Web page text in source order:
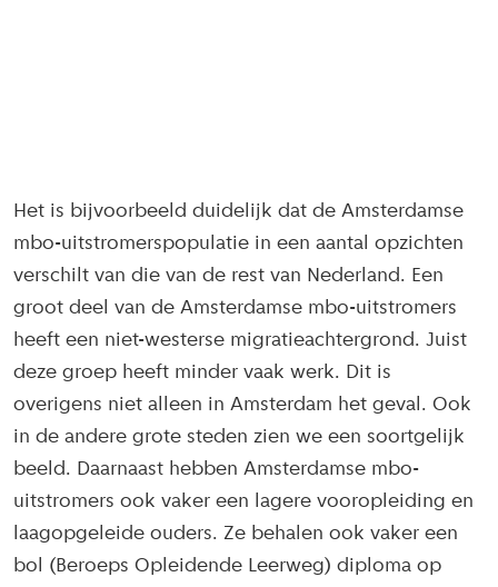
Het is bijvoorbeeld duidelijk dat de Amsterdamse
mbo-uitstromerspopulatie in een aantal opzichten
verschilt van die van de rest van Nederland. Een
groot deel van de Amsterdamse mbo-uitstromers
heeft een niet-westerse migratieachtergrond. Juist
deze groep heeft minder vaak werk. Dit is
overigens niet alleen in Amsterdam het geval. Ook
in de andere grote steden zien we een soortgelijk
beeld. Daarnaast hebben Amsterdamse mbo-
uitstromers ook vaker een lagere vooropleiding en
laagopgeleide ouders. Ze behalen ook vaker een
bol (Beroeps Opleidende Leerweg) diploma op